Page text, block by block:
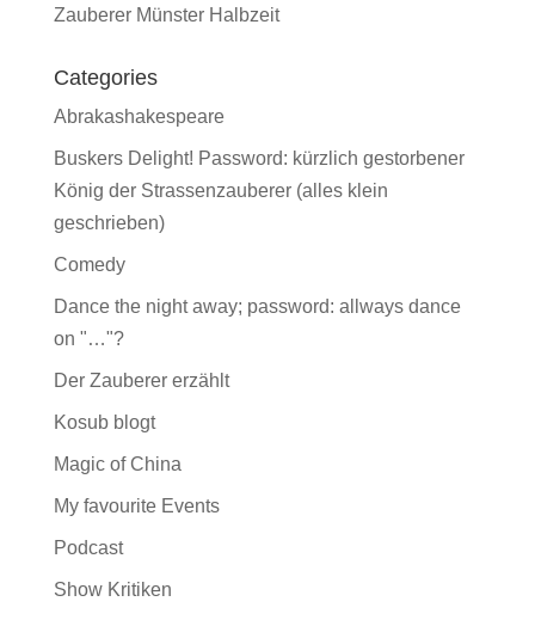
Zauberer Münster Halbzeit
Categories
Abrakashakespeare
Buskers Delight! Password: kürzlich gestorbener
König der Strassenzauberer (alles klein
geschrieben)
Comedy
Dance the night away; password: allways dance
on "…"?
Der Zauberer erzählt
Kosub blogt
Magic of China
My favourite Events
Podcast
Show Kritiken